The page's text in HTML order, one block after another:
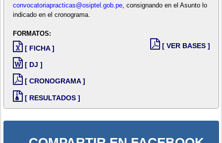
convocatoriapracticas@osiptel.gob.pe, consignando en el Asunto lo
indicado en el cronograma.
FORMATOS:
[ FICHA ]
[ DJ ]
[ CRONOGRAMA ]
[ RESULTADOS ]
[ VER BASES ]